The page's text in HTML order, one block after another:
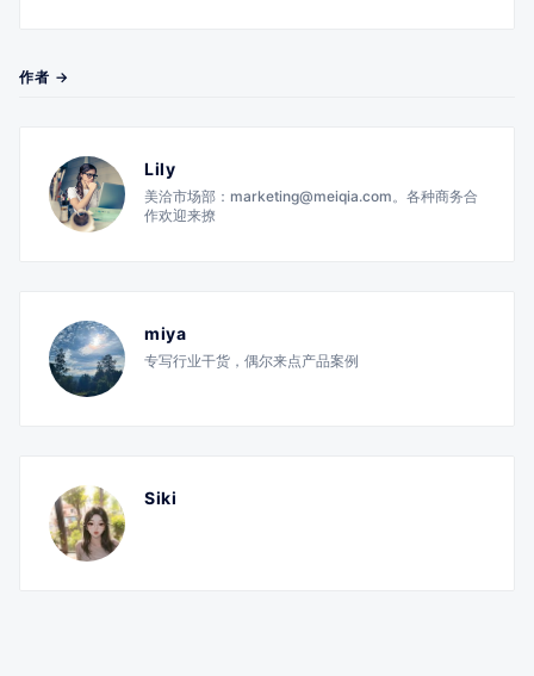
作者 →
Lily
美洽市场部：marketing@meiqia.com。各种商务合
作欢迎来撩
miya
专写行业干货，偶尔来点产品案例
Siki